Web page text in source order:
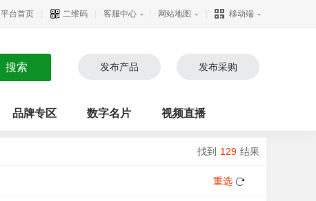
平台首页 二维码 客服中心 网站地图 移动端
发布产品 发布采购
品牌专区 数字名片 视频直播
找到 129 结果
重选